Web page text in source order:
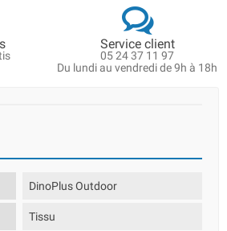
Service client
05 24 37 11 97
Du lundi au vendredi de 9h à 18h
DinoPlus Outdoor
Tissu